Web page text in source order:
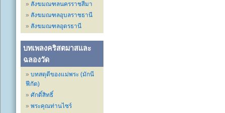
สังฆมณฑลนครราชสีมา
สังฆมณฑลอุบลราชธานี
สังฆมณฑลอุดรธานี
บทเพลงคริสตมาสและ
ฉลองวัด
บทสดุดีของแม่พระ (มักนี
ฟีกัต)
ศักดิ์สิทธิ์
พระคุณท่านไซร์